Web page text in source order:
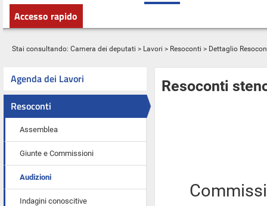
Accesso rapido
Stai consultando: Camera dei deputati > Lavori > Resoconti > Dettaglio
Agenda dei Lavori
Resoconti
Assemblea
Giunte e Commissioni
Audizioni
Indagini conoscitive
Resoconti